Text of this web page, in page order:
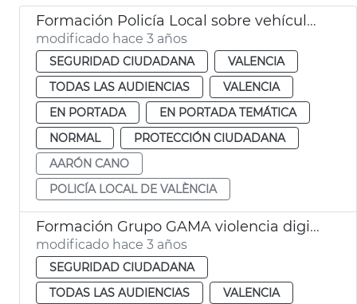
Formación Policía Local sobre vehículos de movilidad personal,VMP
modificado hace 3 años
SEGURIDAD CIUDADANA
VALENCIA
TODAS LAS AUDIENCIAS
VALENCIA
EN PORTADA
EN PORTADA TEMÁTICA
NORMAL
PROTECCIÓN CIUDADANA
AARÓN CANO
POLICÍA LOCAL DE VALÈNCIA
Formación Grupo GAMA violencia digital
modificado hace 3 años
SEGURIDAD CIUDADANA
TODAS LAS AUDIENCIAS
VALENCIA